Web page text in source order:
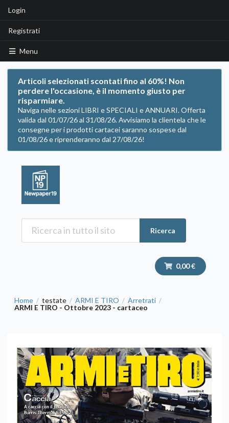
Login
Registrati
Menu
Articoli selezionati scontati fino al 60%! Non
perdere l'occasione, è il momento giusto per
risparmiare.
Naviga nelle sezioni LIBRI e SPECIALI e ANNUARI. Offerta
valida dal 01/07/26 al 31/08/26. Avvisiamo la clientela che le
consegne per i prodotti cartacei saranno sospese dal
01/08/26 e riprenderanno dal 27/08/26!
Ricerca
0,00 €
Home / testate / ARMI E TIRO / Arretrati /
ARMI E TIRO - Ottobre 2023 - cartaceo